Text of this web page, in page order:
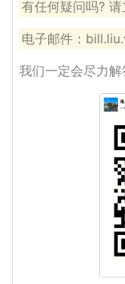
有任何疑问吗?
电子邮件：
我们一定会尽力解